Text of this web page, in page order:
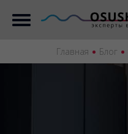
Главная Блог